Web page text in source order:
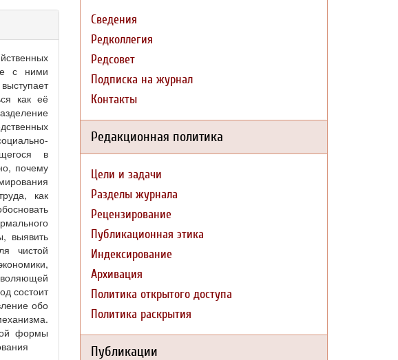
с ними
как её
в
почему
как
выявить
чистой
состоит
обо
формы
Сведения
Редколлегия
Редсовет
Подписка на журнал
Контакты
Редакционная политика
Цели и задачи
Разделы журнала
Рецензирование
Публикационная этика
Индексирование
Архивация
Политика открытого доступа
Политика раскрытия
Публикации